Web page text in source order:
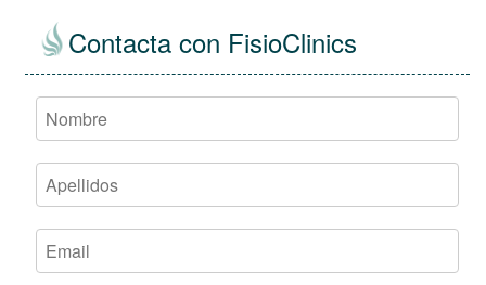
Contacta con FisioClinics